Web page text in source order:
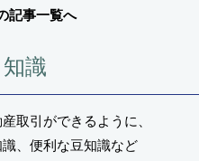
記事一覧へ
識
取引ができるように、
、便利な豆知識など